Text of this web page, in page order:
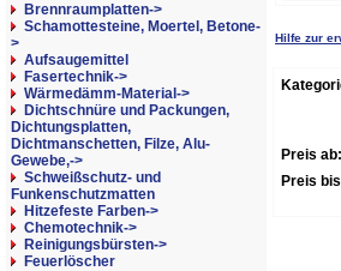
Brennraumplatten->
Schamottesteine, Moertel, Betone-
>
Aufsaugemittel
Fasertechnik->
Wärmedämm-Material->
Dichtschnüre und Packungen,
Dichtungsplatten,
Dichtmanschetten, Filze, Alu-
Gewebe,->
Schweißschutz- und
Funkenschutzmatten
Hitzefeste Farben->
Chemotechnik->
Reinigungsbürsten->
Feuerlöscher
Hilfe zur
Preis ab:
Preis